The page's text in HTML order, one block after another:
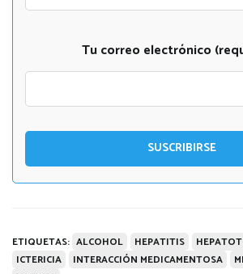
Tu correo electrónico
ETIQUETAS: ALCOHOL HEPATITIS
ICTERICIA
INTERACCIÓN MEDICAMENTOSA